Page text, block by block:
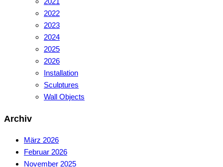
2022
2023
2024
2025
2026
Installation
Sculptures
Wall Objects
Archiv
März 2026
Februar 2026
November 2025